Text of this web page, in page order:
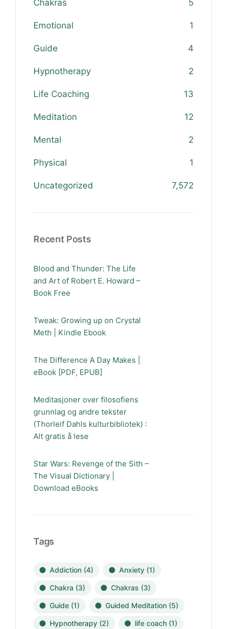
Chakras 5
Emotional 1
Guide 4
Hypnotherapy 2
Life Coaching 13
Meditation 12
Mental 2
Physical 1
Uncategorized 7,572
Recent Posts
Blood and Thunder: The Life
and Art of Robert E. Howard –
Book Free
Tweak: Growing up on Crystal
Meth | Kindle Ebook
The Difference A Day Makes |
eBook [PDF, EPUB]
Meditasjoner over filosofiens
grunnlag og andre tekster
(Thorleif Dahls kulturbibliotek) :
Alt gratis å lese
Star Wars: Revenge of the Sith –
The Visual Dictionary |
Download eBooks
Tags
Addiction (4) Anxiety (1)
Chakra (3) Chakras (3)
Guide (1) Guided Meditation (5)
Hypnotherapy (2) life coach (1)